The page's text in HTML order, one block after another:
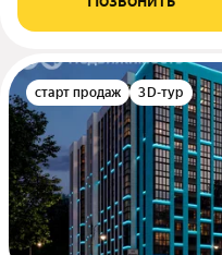
старт продаж 3D-тур